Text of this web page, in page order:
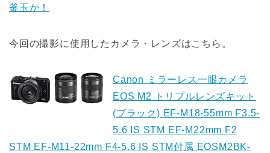
釜玉か！
今回の撮影に使用したカメラ・レンズはこちら。
Canon ミラーレス一眼カメラ
EOS M2 トリプルレンズキット
(ブラック) EF-M18-55mm F3.5-
5.6 IS STM EF-M22mm F2
STM EF-M11-22mm F4-5.6 IS STM付属 EOSM2BK-